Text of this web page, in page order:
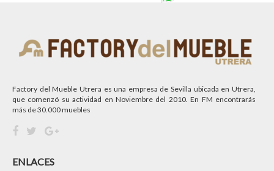
Factory del Mueble Utrera es una empresa de Sevilla ubicada en Utrera,
que comenzó su actividad en Noviembre del 2010. En FM encontrarás
más de 30.000 muebles
ENLACES